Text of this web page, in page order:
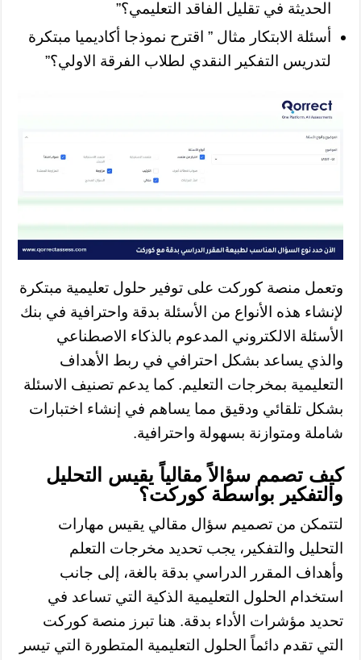
الحديثة في تقليل الفاقد التعليمي؟”
أسئلة الابتكار مثال ” اقترح نموذجا أكاديميا مبتكرة
لتدريس التفكير النقدي لطلاب الفرقة الاولي؟”
وتعمل منصة كوركت على توفير حلول تعليمية مبتكرة
لإنشاء هذه الأنواع من الأسئلة بدقة واحترافية في بنك
الأسئلة الالكتروني المدعوم بالذكاء الاصطناعي
والذي يساعد بشكل احترافي في ربط الأهداف
التعليمية بمخرجات التعليم. كما يدعم تصنيف الاسئلة
بشكل تلقائي ودقيق مما يساهم في إنشاء اختبارات
شاملة ومتوازنة بسهولة واحترافية.
كيف تصمم سؤالاً مقالياً يقيس التحليل
والتفكير بواسطة كوركت؟
لتتمكن من تصميم سؤال مقالي يقيس مهارات
التحليل والتفكير، يجب تحديد مخرجات التعلم
وأهداف المقرر الدراسي بدقة بالغة، إلى جانب
استخدام الحلول التعليمية الذكية التي تساعد في
تحديد مؤشرات الأداء بدقة. هنا تبرز منصة كوركت
التي تقدم دائماً الحلول التعليمية المتطورة التي تيسر